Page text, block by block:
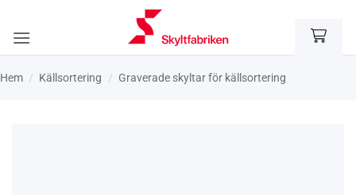
content
Hem / Käll­sortering / Graverade skyltar för källsortering